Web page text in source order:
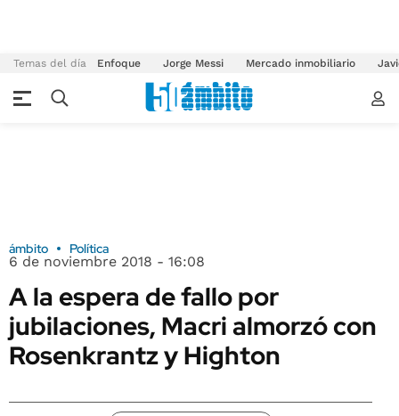
Temas del día Enfoque Jorge Messi Mercado inmobiliario
ámbito Política
6 de noviembre 2018 - 16:08
A la espera de fallo por
jubilaciones, Macri almorzó con
Rosenkrantz y Highton